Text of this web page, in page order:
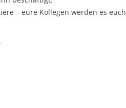
– eure Kollegen werden es euch